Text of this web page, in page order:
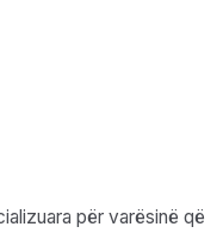
për varësinë që